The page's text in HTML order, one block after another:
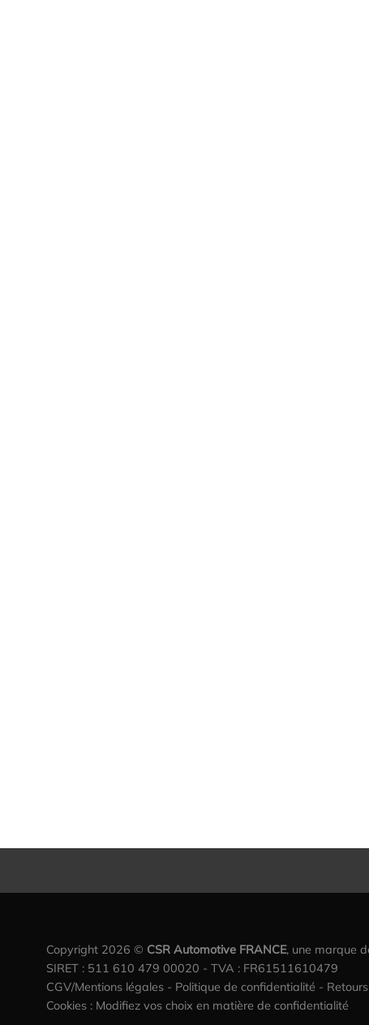
Copyright 2026 © CSR Automotive FRANCE, une marque
SIRET : 511 610 479 00020 - TVA : FR61511610479
CGV/Mentions légales - Politique de confidentialité -
Cookies : Modifiez vos choix en matière de confidentialité